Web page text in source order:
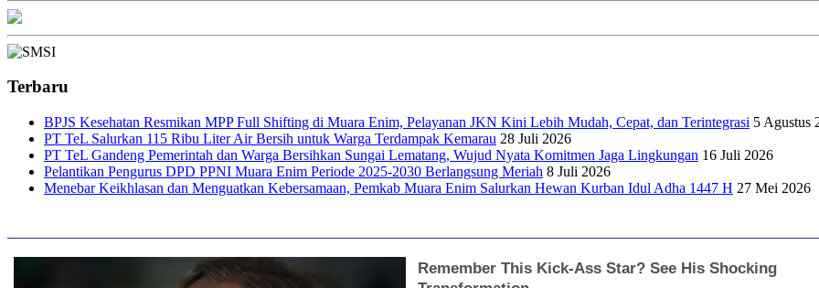
Terbaru
BPJS Kesehatan Resmikan MPP Full Shifting di Muara Enim, Pelayanan JKN Kini Lebih Mudah, Cepat, dan Terintegrasi 5 Agustus
PT TeL Salurkan 115 Ribu Liter Air Bersih untuk Warga Terdampak Kemarau 28 Juli 2026
PT TeL Gandeng Pemerintah dan Warga Bersihkan Sungai Lematang, Wujud Nyata Komitmen Jaga Lingkungan 16 Juli 2026
Pelantikan Pengurus DPD PPNI Muara Enim Periode 2025-2030 Berlangsung Meriah 8 Juli 2026
Menebar Keikhlasan dan Menguatkan Kebersamaan, Pemkab Muara Enim Salurkan Hewan Kurban Idul Adha 1447 H 27 Mei 2026